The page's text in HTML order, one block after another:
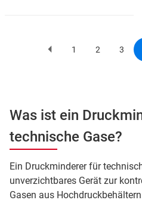
PreviousPage
1 Page
2 Page
3
Was ist ein
technische Gase?
Ein Druckminderer für
unverzichtbares Gerät zur
Gasen aus